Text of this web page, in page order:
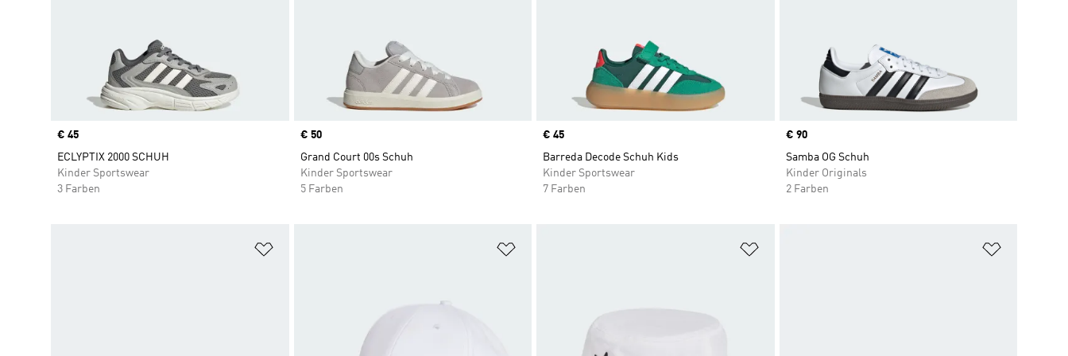
Price
€ 45
ECLYPTIX 2000 SCHUH
Kinder Sportswear
3 Farben
Price
€ 50
Grand Court 00s Schuh
Kinder Sportswear
5 Farben
Price
€ 45
Barreda Decode Schuh Kids
Kinder Sportswear
7 Farben
Price
€ 90
Samba OG Schuh
Kinder Originals
2 Farben